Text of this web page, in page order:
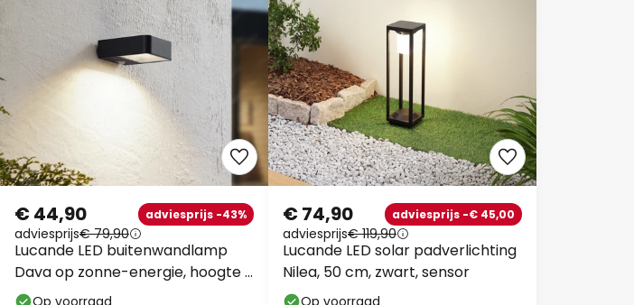
Lucande LED buitenwandlamp
Dava op zonne-energie, hoogte
5 cm, sensor
€ 44,90 adviesprijs -43%
adviesprijs€ 79,90
Op voorraad
Lucande LED solar padverlichting
Nilea, 50 cm, zwart, sensor
€ 74,90 adviesprijs -€ 45,00
adviesprijs€ 119,90
Op voorraad